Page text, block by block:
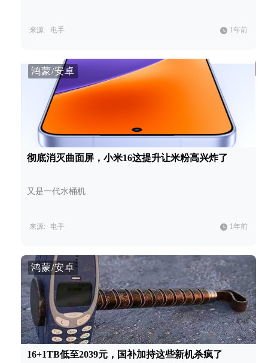
来源: 电手 1年前
鸿蒙/安卓
彻底消灭曲面屏，小米16这提升让米粉高兴炸了
又是一代水桶机
来源: 电手 1年前
鸿蒙/安卓
16+1TB低至2039元，国补加持这些新机杀疯了